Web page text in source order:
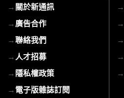
→關於新通訊
→廣告合作
→聯絡我們
→人才招募
→隱私權政策
→電子版雜誌訂閱
→
→
→
→
→